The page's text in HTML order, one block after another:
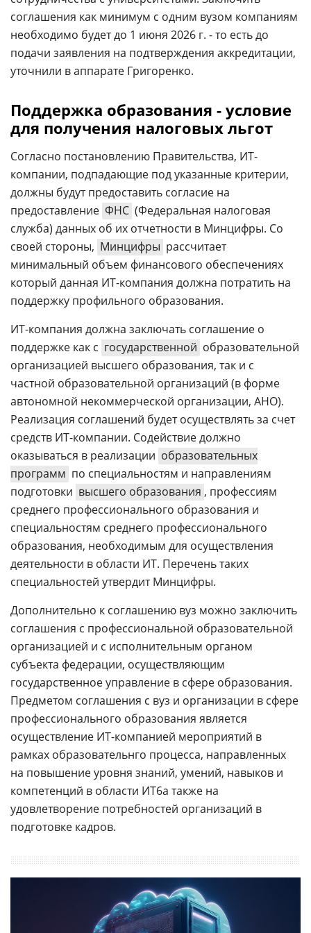
соглашения как минимум с одним вузом компаниям
необходимо будет до 1 июня 2026 г. - то есть до
подачи заявления на подтверждения аккредитации,
уточнили в аппарате Григоренко.
Поддержка образования - условие
для получения налоговых льгот
Согласно постановлению Правительства, ИТ-
компании, подпадающие под указанные критерии,
должны будут предоставить согласие на
предоставление ФНС (Федеральная налоговая
служба) данных об их отчетности в Минцифры. Со
своей стороны, Минцифры рассчитает
минимальный объем финансового обеспечениях
который данная ИТ-компания должна потратить на
поддержку профильного образования.
ИТ-компания должна заключать соглашение о
поддержке как с государственной образовательной
организацией высшего образования, так и с
частной образовательной организаций (в форме
автономной некоммерческой организации, АНО).
Реализация соглашений будет осуществлять за счет
средств ИТ-компании. Содействие должно
оказываться в реализации образовательных
программ по специальностям и направлениям
подготовки высшего образования , профессиям
среднего профессионального образования и
специальностям среднего профессионального
образования, необходимым для осуществления
деятельности в области ИТ. Перечень таких
специальностей утвердит Минцифры.
Дополнительно к соглашению вуз можно заключить
соглашения с профессиональной образовательной
организацией и с исполнительным органом
субъекта федерации, осуществляющим
государственное управление в сфере образования.
Предметом соглашения с вуз и организации в сфере
профессионального образования является
осуществление ИТ-компанией мероприятий в
рамках образовательнго процесса, направленных
на повышение уровня знаний, умений, навыков и
компетенций в области ИТ6а также на
удовлетворение потребностей организаций в
подготовке кадров.